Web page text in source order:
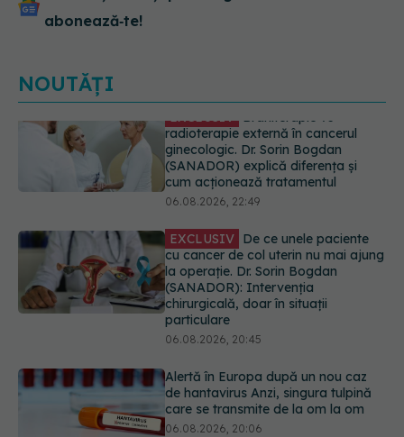
abonează‑te!
NOUTĂȚI
EXCLUSIV De ce unele paciente
cu cancer de col uterin nu mai ajung
la operație. Dr. Sorin Bogdan
(SANADOR): Intervenția
chirurgicală, doar în situații
particulare
06.08.2026, 20:45
Alertă în Europa după un nou caz
de hantavirus Anzi, singura tulpină
care se transmite de la om la om
06.08.2026, 20:06
Mii de angajați din Sănătate ar
putea primi salarii mai mari.
Sindicatele cer schimbarea legii